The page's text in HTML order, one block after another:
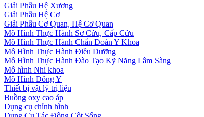
Giải Phẫu Hệ Xương
Giải Phẫu Hệ Cơ
Giải Phẫu Cơ Quan, Hệ Cơ Quan
Mô Hình Thực Hành Sơ Cứu, Cấp Cứu
Mô Hình Thực Hành Chẩn Đoán Y Khoa
Mô Hình Thực Hành Điều Dưỡng
Mô Hình Thực Hành Đào Tạo Kỹ Năng Lâm Sàng
Mô hình Nhi khoa
Mô Hình Đông Y
Thiết bị vật lý trị liệu
Buồng oxy cao áp
Dụng cụ chỉnh hình